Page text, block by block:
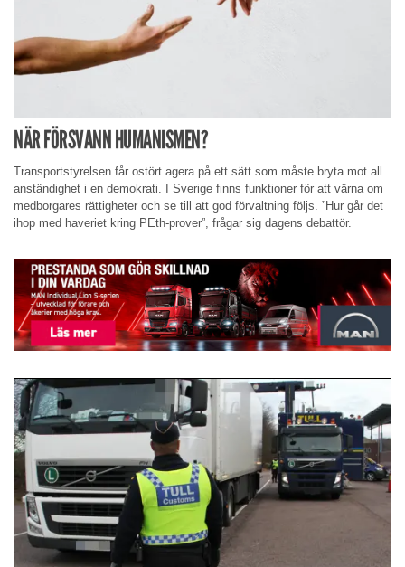
NÄR FÖRSVANN HUMANISMEN?
Transportstyrelsen får ostört agera på ett sätt som måste bryta mot all
anständighet i en demokrati. I Sverige finns funktioner för att värna om
medborgares rättigheter och se till att god förvaltning följs. ”Hur går det
ihop med haveriet kring PEth-prover”, frågar sig dagens debattör.